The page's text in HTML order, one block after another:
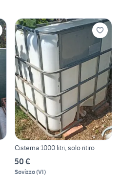
Cisterna 1000 litri, solo ritiro
50 €
Sovizzo(VI)